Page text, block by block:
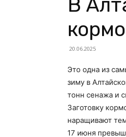
В
20.06.2025
Это одна из
зиму в
тонн сенажа и
Заготовку
наращивают
17 июня